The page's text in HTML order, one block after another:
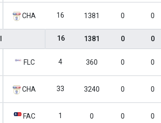
CHA 16 1381 0 0
16 1381 0 0
FLC 4 360 0 0
CHA 33 3240 0 0
FAC 1 0 0 0